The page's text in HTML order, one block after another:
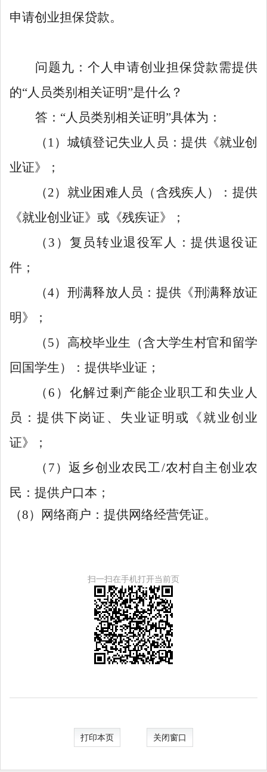
申请创业担保贷款。
问题九：个人申请创业担保贷款需提供
的“人员类别相关证明”是什么？
答：“人员类别相关证明”具体为：
（1）城镇登记失业人员：提供《就业创
业证》；
（2）就业困难人员（含残疾人）： 提供
《就业创业证》 或 《残疾证》；
（3）复员转业退役军人：提供退役证
件；
（4）刑满释放人员： 提供《刑满释放证
明》；
（5）高校毕业生（含大学生村官和留学
回国学生）： 提供毕业证；
（6）化解过剩产能企业职工和失业人
员：提供下岗证、失业证明或 《就业创业
证》；
（7）返乡创业农民工/农村自主创业农
民： 提供户口本；
（8）网络商户： 提供网络经营凭证。
扫一扫在手机打开当前页
打印本页 关闭窗口